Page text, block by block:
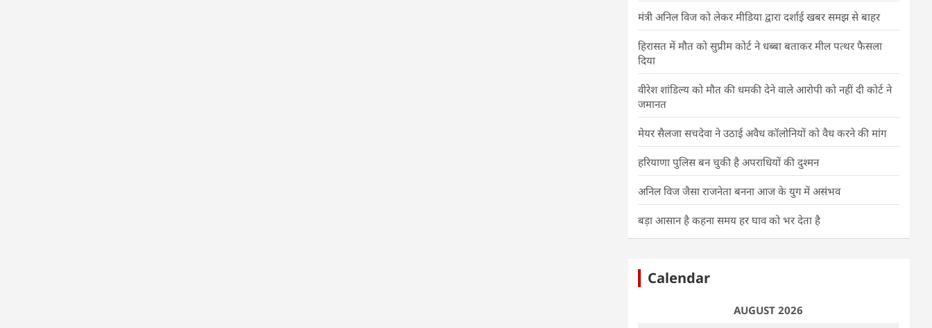
मंत्री अनिल विज को लेकर मीडिया द्वारा दर्शाई खबर समझ से बाहर
हिरासत में मौत को सुप्रीम कोर्ट ने धब्बा बताकर मील पत्थर फैसला
दिया
वीरेश शांडिल्य को मौत की धमकी देने वाले आरोपी को नहीं दी कोर्ट ने
जमानत
मेयर सैलजा सचदेवा ने उठाई अवैध कॉलोनियों को वैध करने की मांग
हरियाणा पुलिस बन चुकी है अपराधियों की दुश्मन
अनिल विज जैसा राजनेता बनना आज के युग में असंभव
बड़ा आसान है कहना समय हर घाव को भर देता है
Calendar
AUGUST 2026